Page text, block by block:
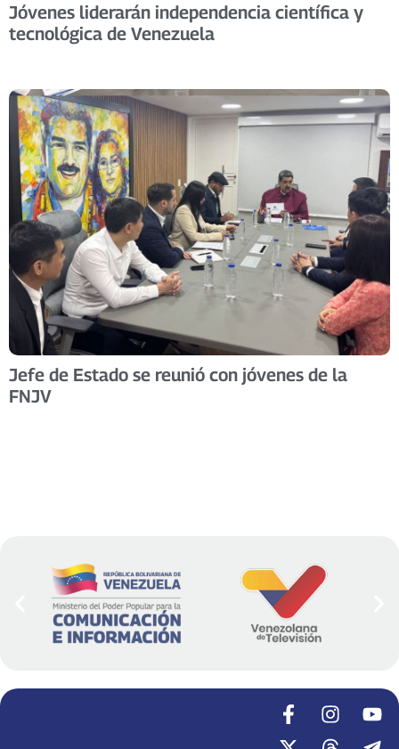
Jóvenes liderarán independencia científica y
tecnológica de Venezuela
Jefe de Estado se reunió con jóvenes de la
FNJV